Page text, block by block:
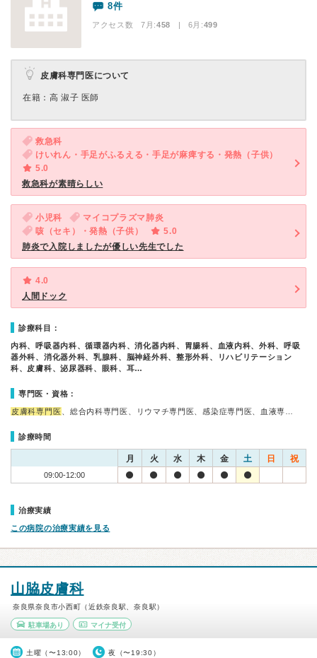
8件
アクセス数 7月:458 | 6月:499
皮膚科専門医について
在籍：高 淑子 医師
救急科
けいれん・手足がふるえる・手足が麻痺する・発熱（子供）
5.0
救急科が素晴らしい
小児科
マイコプラズマ肺炎
咳（セキ）・発熱（子供）
5.0
肺炎で入院しましたが優しい先生でした
4.0
人間ドック
診療科目：
内科、呼吸器内科、循環器内科、消化器内科、胃腸科、血液内科、外科、呼吸
器外科、消化器外科、乳腺科、脳神経外科、整形外科、リハビリテーション
科、皮膚科、泌尿器科、眼科、耳…
専門医・資格：
皮膚科専門医 、総合内科専門医、リウマチ専門医、感染症専門医、血液専…
診療時間
月 火 水 木 金 土 日 祝
09:00-12:00
治療実績
この病院の治療実績を見る
山脇皮膚科
奈良県奈良市小西町（近鉄奈良駅、奈良駅）
駐車場あり マイナ受付
土曜（〜13:00） 夜（〜19:30）